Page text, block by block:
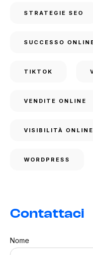
STRATEGIE SEO
SUCCESSO
TIKTOK
VENDITE ONLINE
VISIBILITÀ ONLINE
WORDPRESS
Contattaci
Nome